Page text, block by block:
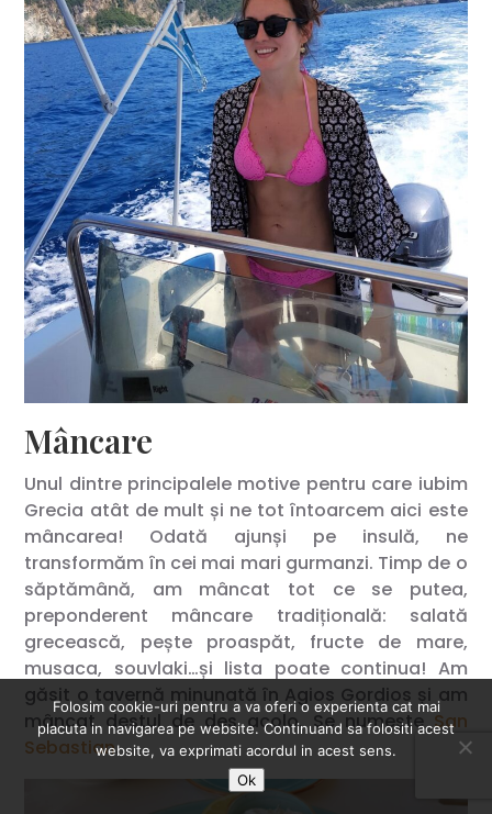
Mâncare
Unul dintre principalele motive pentru care iubim
Grecia atât de mult și ne tot întoarcem aici este
mâncarea! Odată ajunși pe insulă, ne
transformăm în cei mai mari gurmanzi. Timp de o
săptămână, am mâncat tot ce se putea,
preponderent mâncare tradițională: salată
grecească, pește proaspăt, fructe de mare,
musaca, souvlaki…și lista poate continua! Am
găsit o tavernă minunată în Agios Gordios și am
mâncat destul de des acolo. Se numeșteSan
Sebastian.
Folosim cookie-uri pentru a va oferi o experienta cat mai
placuta in navigarea pe website. Continuand sa folositi acest
website, va exprimati acordul in acest sens.
Ok